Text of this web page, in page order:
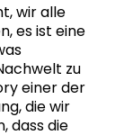
wir alle
es ist eine
zu
einer der
die wir
dass die